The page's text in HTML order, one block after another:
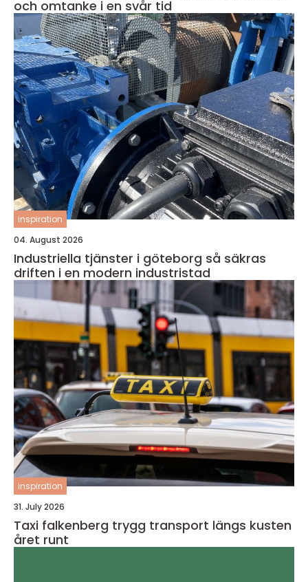
och omtanke i en svår tid
inspiration
04. August 2026
Industriella tjänster i göteborg så säkras
driften i en modern industristad
inspiration
31. July 2026
Taxi falkenberg trygg transport längs kusten
året runt